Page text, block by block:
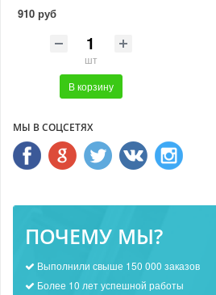
910 руб
шт
В корзину
МЫ В СОЦСЕТЯХ
ПОЧЕМУ МЫ?
Выполнили свыше 150 000 заказов
Более 10 лет успешной работы